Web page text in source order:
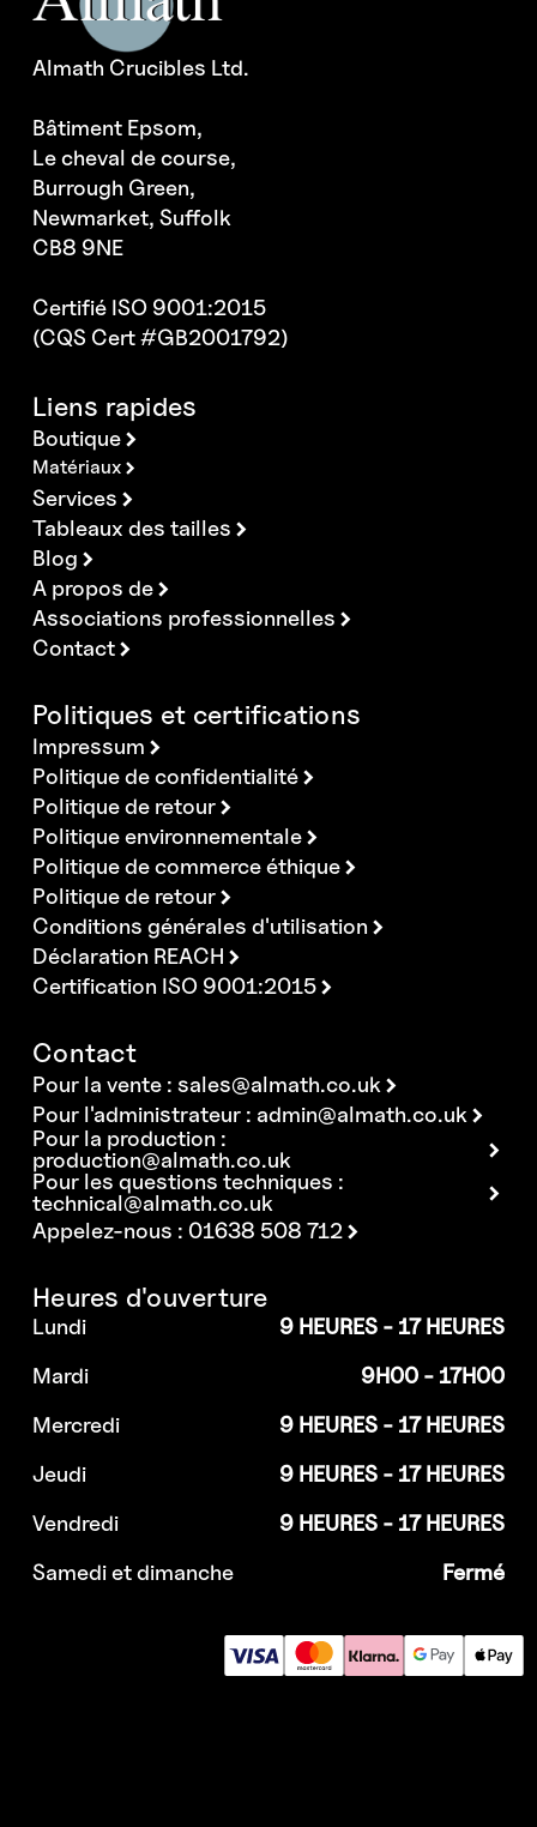
Almath Crucibles Ltd.
Bâtiment Epsom,
Le cheval de course,
Burrough Green,
Newmarket, Suffolk
CB8 9NE
Certifié ISO 9001:2015
(CQS Cert #GB2001792)
Liens rapides
Boutique
Matériaux
Services
Tableaux des tailles
Blog
A propos de
Associations professionnelles
Contact
Politiques et certifications
Impressum
Politique de confidentialité
Politique de retour
Politique environnementale
Politique de commerce éthique
Politique de retour
Conditions générales d'utilisation
Déclaration REACH
Certification ISO 9001:2015
Contact
Pour la vente :sales@almath.co.uk
Pour l'administrateur : admin@almath.co.uk
Pour la production :
production@almath.co.uk
Pour les questions techniques :
technical@almath.co.uk
Appelez-nous : 01638 508 712
Heures d'ouverture
Lundi
9 HEURES - 17 HEURES
Mardi
9H00 - 17H00
Mercredi
9 HEURES - 17 HEURES
Jeudi
9 HEURES - 17 HEURES
Vendredi
9 HEURES - 17 HEURES
Samedi et dimanche
Fermé